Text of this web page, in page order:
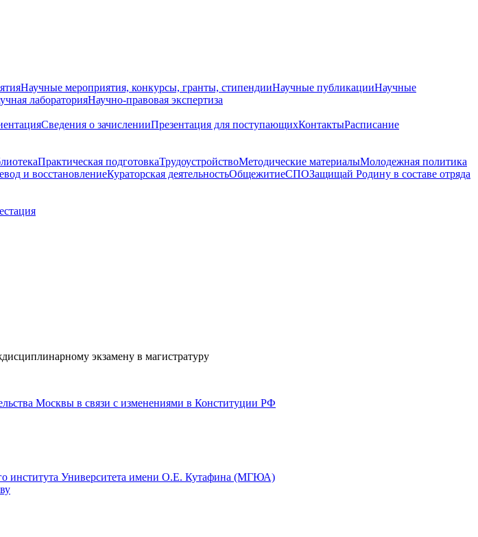
Научные мероприятия, конкурсы, гранты, стипендииНаучные публикацииНаучные
лабораторияНаучно-правовая экспертиза
Сведения о зачисленииПрезентация для поступающихКонтактыРасписание
Практическая подготовкаТрудоустройствоМетодические материалыМолодежная политика
и восстановлениеКураторская деятельностьОбщежитиеСПОЗащищай Родину в составе отряда
экзамену в магистратуру
Москвы в связи с изменениями в Конституции РФ
института Университета имени О.Е. Кутафина (МГЮА)